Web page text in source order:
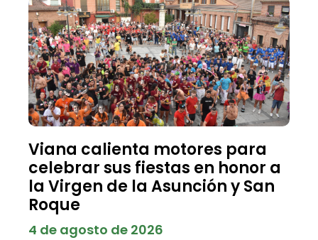
Viana calienta motores para
celebrar sus fiestas en honor a
la Virgen de la Asunción y San
Roque
4 de agosto de 2026